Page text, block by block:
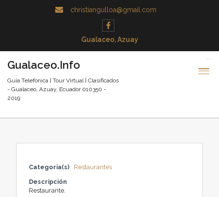
christiangulloa@gmail.com
Gualaceo, Azuay
Gualaceo.Info
Guía Telefónica | Tour Virtual | Clasificados
- Gualaceo, Azuay, Ecuador 010350 -
2019
Categoria(s)
Restaurantes
Descripción
Restaurante.